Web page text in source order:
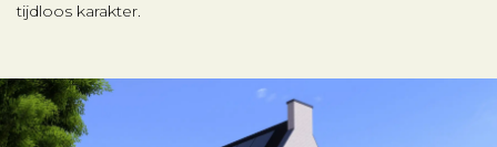
tijdloos karakter.